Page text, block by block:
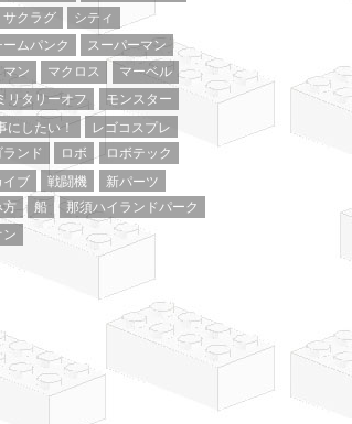
サクラグ
シティ
ームパンク
スーパーマン
ン マクロス
マーベル
リタリーオフ
モンスター
にしたい！
レゴコスプレ
ランド ロボ
ロボテック
イブ 戦闘機
新パーツ
方 船
那須ハイランドパーク
ン